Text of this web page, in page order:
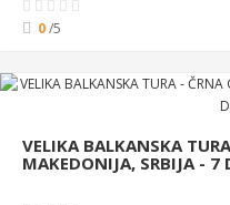
0/5
VELIKA BALKANSKA
MAKEDONIJA, SRBIJA - 7